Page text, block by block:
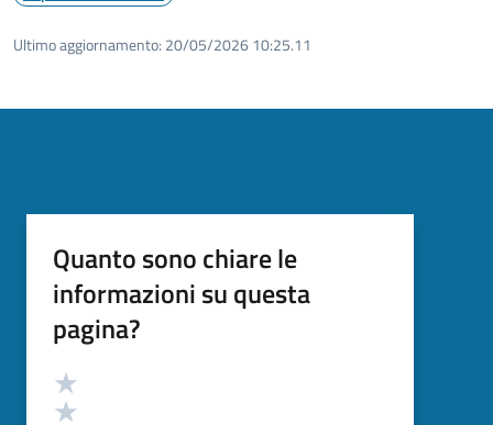
Ultimo aggiornamento: 20/05/2026 10:25.11
Quanto sono chiare le
informazioni su questa
pagina?
Valutazione